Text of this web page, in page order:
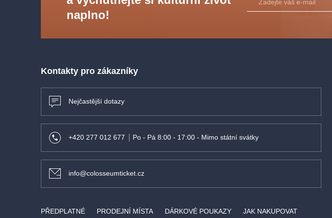
Autor libreta - Antonio Ghislanzoni
- Petar Selem
Kostýmy- Josef Jelínek
naplno!
Kontakty pro zákazníky
Nejčastější dotazy
+420 277 012 677 Po - Pá 8:00 - 17:00 - Mimo státní svátky
info@colosseumticket.cz
PŘEDPLATNÉ PRODEJNÍ MÍSTA DÁRKOVÉ POUKAZY JAK NAKUPOVAT